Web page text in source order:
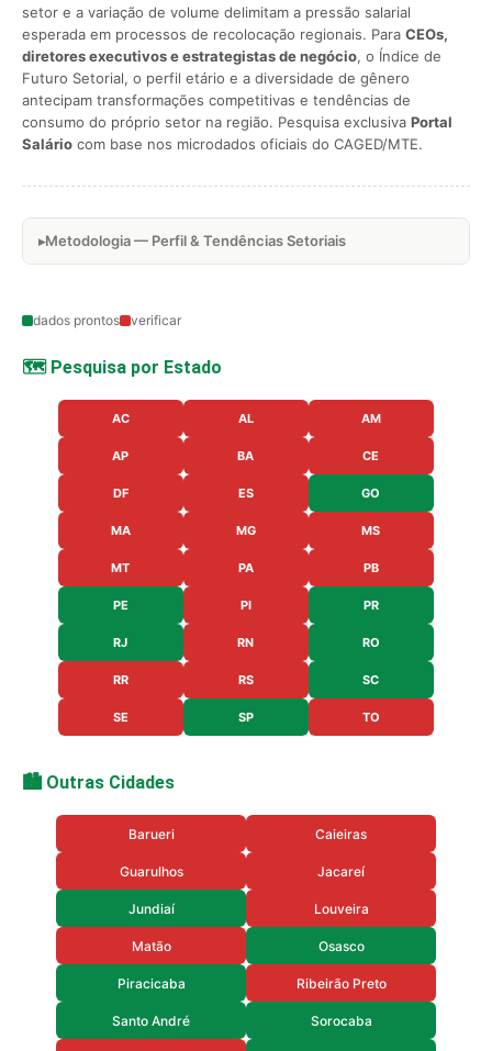
setor e a variação de volume delimitam a pressão salarial
esperada em processos de recolocação regionais. Para CEOs,
diretores executivos e estrategistas de negócio, o Índice de
Futuro Setorial, o perfil etário e a diversidade de gênero
antecipam transformações competitivas e tendências de
consumo do próprio setor na região. Pesquisa exclusiva Portal
Salário com base nos microdados oficiais do CAGED/MTE.
Metodologia — Perfil & Tendências Setoriais
dados prontos verificar
🗺️ Pesquisa por Estado
AC AL AM
AP BA CE
DF ES GO
MA MG MS
MT PA PB
PE PI PR
RJ RN RO
RR RS SC
SE SP TO
🏙️ Outras Cidades
Barueri Caieiras
Guarulhos Jacareí
Jundiaí Louveira
Matão Osasco
Piracicaba Ribeirão Preto
Santo André Sorocaba